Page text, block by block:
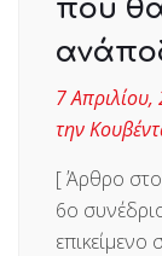
που
7
την
[ Άρθρο
6ο
επικείμενο